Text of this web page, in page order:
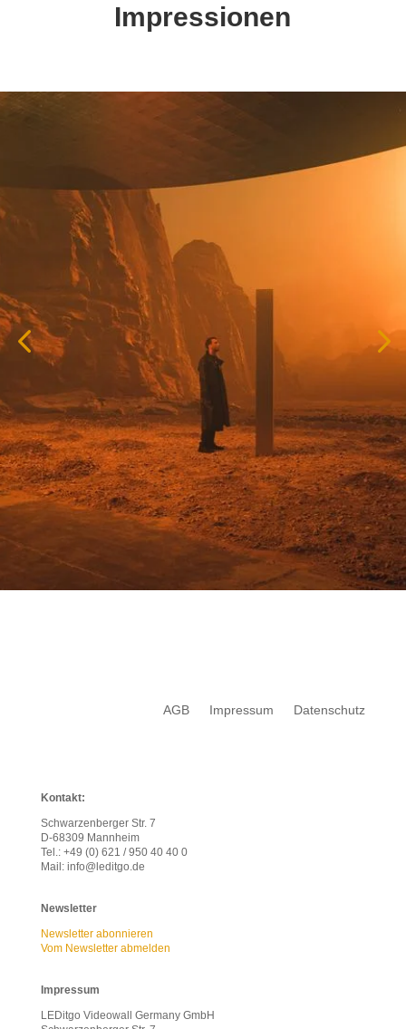
Impressionen
AGB Impressum Datenschutz
Kontakt:
Schwarzenberger Str. 7
D-68309 Mannheim
Tel.: +49 (0) 621 / 950 40 40 0
Mail: info@leditgo.de
Newsletter
Newsletter abonnieren
Vom Newsletter abmelden
Impressum
L EDitgo Videowall Germany GmbH